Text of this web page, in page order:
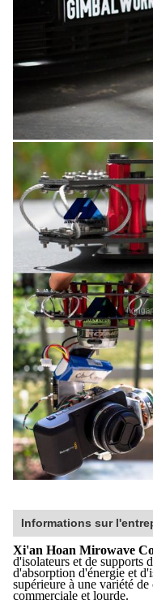
Informations sur
Xi'an Hoan Mirowave
d'isolateurs et de supports
d'absorption d'énergie et
supérieure à une variété
commerciale et lourde.